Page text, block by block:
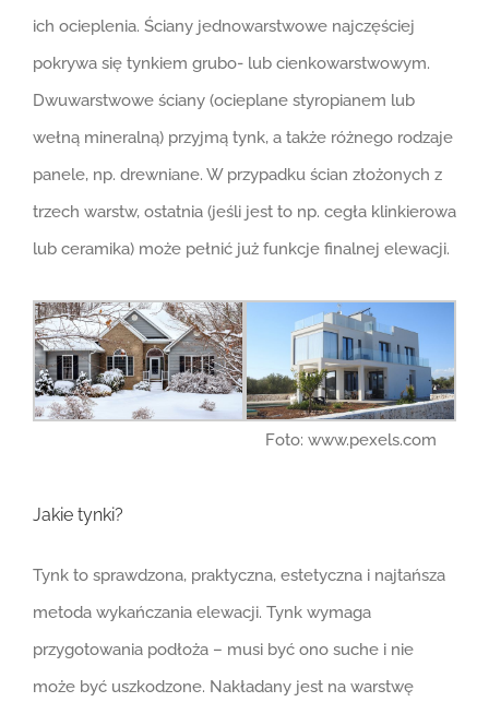
ich ocieplenia. Ściany jednowarstwowe najczęściej
pokrywa się tynkiem grubo- lub cienkowarstwowym.
Dwuwarstwowe ściany (ocieplane styropianem lub
wełną mineralną) przyjmą tynk, a także różnego rodzaje
panele, np. drewniane. W przypadku ścian złożonych z
trzech warstw, ostatnia (jeśli jest to np. cegła klinkierowa
lub ceramika) może pełnić już funkcje finalnej elewacji.
Foto: www.pexels.com
Jakie tynki?
Tynk to sprawdzona, praktyczna, estetyczna i najtańsza
metoda wykańczania elewacji. Tynk wymaga
przygotowania podłoża – musi być ono suche i nie
może być uszkodzone. Nakładany jest na warstwę